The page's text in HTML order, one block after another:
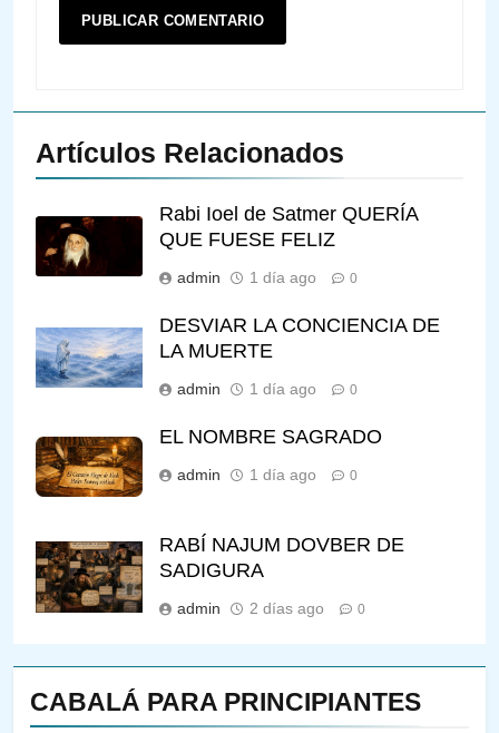
CABALÁ PARA PRINCIPIANTES
Artículos Relacionados
Rabi Ioel de Satmer QUERÍA
QUE FUESE FELIZ
admin 1 día ago 0
DESVIAR LA CONCIENCIA DE
LA MUERTE
admin 1 día ago 0
EL NOMBRE SAGRADO
admin 1 día ago 0
RABÍ NAJUM DOVBER DE
SADIGURA
admin 2 días ago 0